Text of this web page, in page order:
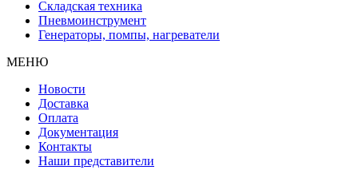
Складская техника
Пневмоинструмент
Генераторы, помпы, нагреватели
МЕНЮ
Новости
Доставка
Оплата
Документация
Контакты
Наши представители